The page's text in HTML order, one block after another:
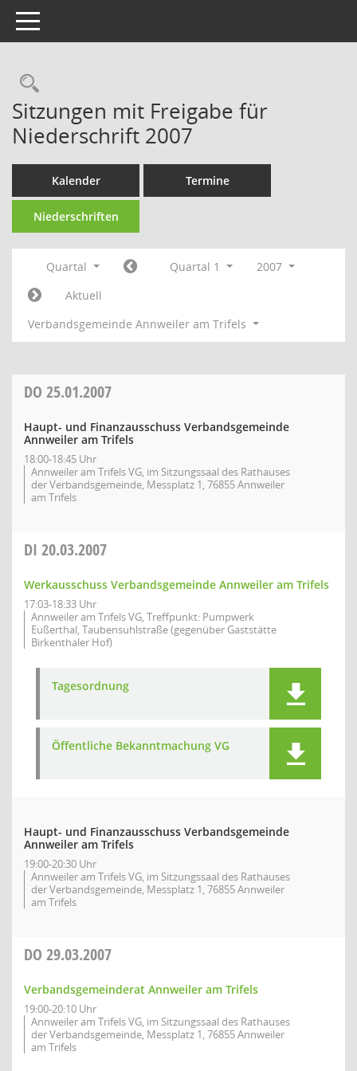
Toggle navigation
Rechercheauswahl
Sitzungen mit Freigabe für
Niederschrift 2007
Kalender Termine
Niederschriften
Quartal Quartal 1
2007
Aktuell
Verbandsgemeinde Annweiler am Trifels
DO 25.01.2007
Haupt- und Finanzausschuss Verbandsgemeinde
Annweiler am Trifels
18:00-18:45 Uhr
Annweiler am Trifels VG, im Sitzungssaal des Rathauses
der Verbandsgemeinde, Messplatz 1, 76855 Annweiler
am Trifels
DI 20.03.2007
Werkausschuss Verbandsgemeinde Annweiler am Trifels
17:03-18:33 Uhr
Annweiler am Trifels VG, Treffpunkt: Pumpwerk
Eußerthal, Taubensuhlstraße (gegenüber Gaststätte
Birkenthaler Hof)
Tagesordnung
Öffentliche Bekanntmachung VG
Haupt- und Finanzausschuss Verbandsgemeinde
Annweiler am Trifels
19:00-20:30 Uhr
Annweiler am Trifels VG, im Sitzungssaal des Rathauses
der Verbandsgemeinde, Messplatz 1, 76855 Annweiler
am Trifels
DO 29.03.2007
Verbandsgemeinderat Annweiler am Trifels
19:00-20:10 Uhr
Annweiler am Trifels VG, im Sitzungssaal des Rathauses
der Verbandsgemeinde, Messplatz 1, 76855 Annweiler
am Trifels